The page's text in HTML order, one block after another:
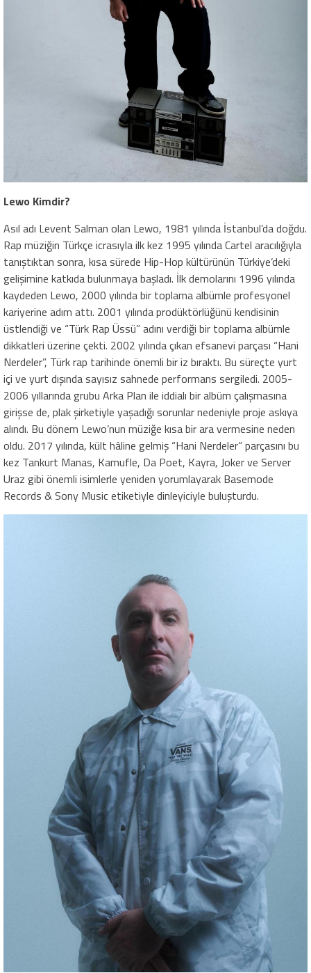
Lewo Kimdir?
Asıl adı Levent Salman olan Lewo, 1981 yılında İstanbul’da doğdu.
Rap müziğin Türkçe icrasıyla ilk kez 1995 yılında Cartel aracılığıyla
tanıştıktan sonra, kısa sürede Hip-Hop kültürünün Türkiye’deki
gelişimine katkıda bulunmaya başladı. İlk demolarını 1996 yılında
kaydeden Lewo, 2000 yılında bir toplama albümle profesyonel
kariyerine adım attı. 2001 yılında prodüktörlüğünü kendisinin
üstlendiği ve “Türk Rap Üssü” adını verdiği bir toplama albümle
dikkatleri üzerine çekti. 2002 yılında çıkan efsanevi parçası “Hani
Nerdeler”, Türk rap tarihinde önemli bir iz bıraktı. Bu süreçte yurt
içi ve yurt dışında sayısız sahnede performans sergiledi. 2005-
2006 yıllarında grubu Arka Plan ile iddialı bir albüm çalışmasına
girişse de, plak şirketiyle yaşadığı sorunlar nedeniyle proje askıya
alındı. Bu dönem Lewo’nun müziğe kısa bir ara vermesine neden
oldu. 2017 yılında, kült hâline gelmiş “Hani Nerdeler” parçasını bu
kez Tankurt Manas, Kamufle, Da Poet, Kayra, Joker ve Server
Uraz gibi önemli isimlerle yeniden yorumlayarak Basemode
Records & Sony Music etiketiyle dinleyiciyle buluşturdu.